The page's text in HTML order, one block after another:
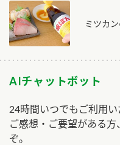
ミツカ
AIチャットボット
24時間いつでもご利用い
ご感想・ご要望がある
ぞ。